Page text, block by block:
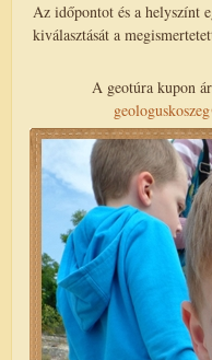
Az időpontot és a helyszínt
kiválasztását a
A geotúra kupon